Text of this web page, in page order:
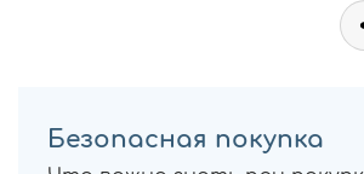
Безопасная покупка